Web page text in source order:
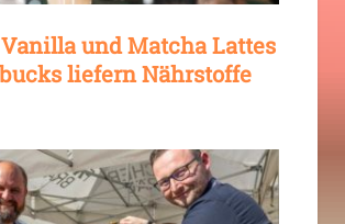
und Matcha Lattes
liefern Nährstoffe